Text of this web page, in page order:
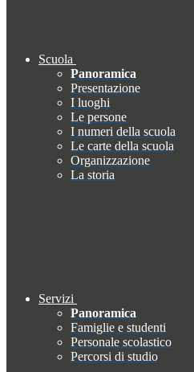
Scuola
Panoramica
Presentazione
I luoghi
Le persone
I numeri della scuola
Le carte della scuola
Organizzazione
La storia
Servizi
Panoramica
Famiglie e studenti
Personale scolastico
Percorsi di studio